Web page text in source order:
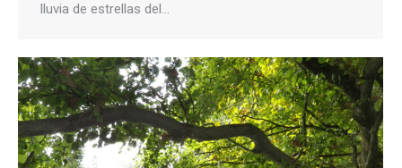
lluvia de estrellas del…